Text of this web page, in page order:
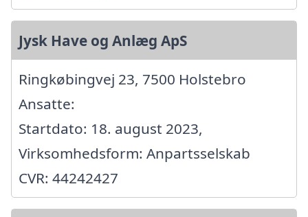
Jysk Have og Anlæg ApS
Ringkøbingvej 23, 7500 Holstebro
Ansatte:
Startdato: 18. august 2023,
Virksomhedsform: Anpartsselskab
CVR: 44242427